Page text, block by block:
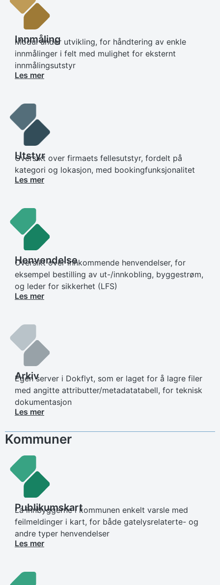
Innmåling
Modul under utvikling, for håndtering av enkle
innmålinger i felt med mulighet for eksternt
innmålingsutstyr
Les mer
Utstyr
Oversikt over firmaets fellesutstyr, fordelt på
kategori og lokasjon, med bookingfunksjonalitet
Les mer
Henvendelse
Oversikt over innkommende henvendelser, for
eksempel bestilling av ut-/innkobling, byggestrøm,
og leder for sikkerhet (LFS)
Les mer
Arkiv
Egen server i Dokflyt, som er laget for å lagre filer
med angitte attributter/metadatatabell, for teknisk
dokumentasjon
Les mer
Kommuner
Publikumskart
La innbyggerne i kommunen enkelt varsle med
feilmeldinger i kart, for både gatelysrelaterte- og
andre typer henvendelser
Les mer